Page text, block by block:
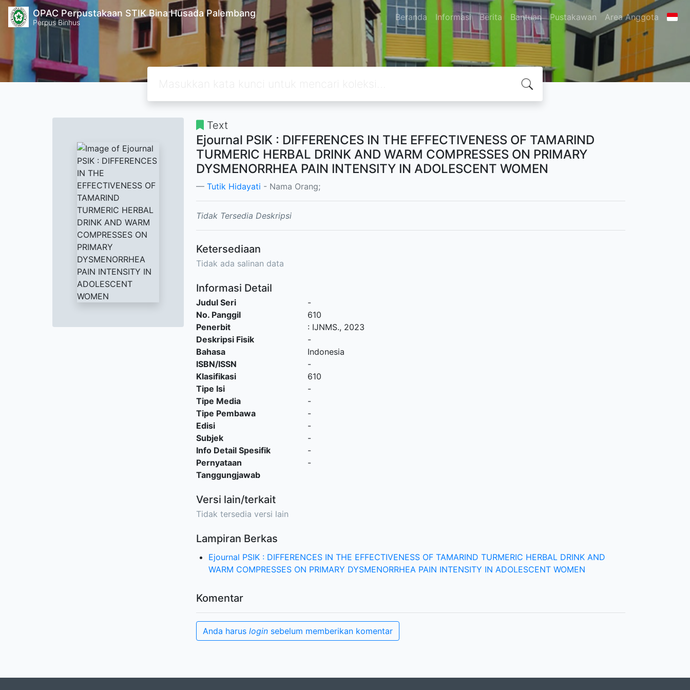
OPAC Perpustakaan STIK Bina Husada Palembang
Perpus Binhus Beranda Informasi Berita Bantuan Pustakawan Area Anggota
Text
Ejournal PSIK : DIFFERENCES IN THE EFFECTIVENESS OF TAMARIND
TURMERIC HERBAL DRINK AND WARM COMPRESSES ON PRIMARY
DYSMENORRHEA PAIN INTENSITY IN ADOLESCENT WOMEN
Tutik Hidayati - Nama Orang;
Tidak Tersedia Deskripsi
Ketersediaan
Tidak ada salinan data
Informasi Detail
Judul Seri
-
No. Panggil
610
Penerbit
: IJNMS., 2023
Deskripsi Fisik
-
Bahasa
Indonesia
ISBN/ISSN
-
Klasifikasi
610
Tipe Isi
-
Tipe Media
-
Tipe Pembawa
-
Edisi
-
Subjek
-
Info Detail Spesifik
-
Pernyataan
Tanggungjawab
-
Versi lain/terkait
Tidak tersedia versi lain
Lampiran Berkas
Ejournal PSIK : DIFFERENCES IN THE EFFECTIVENESS OF TAMARIND TURMERIC HERBAL DRINK AND
WARM COMPRESSES ON PRIMARY DYSMENORRHEA PAIN INTENSITY IN ADOLESCENT WOMEN
Komentar
Anda harus login sebelum memberikan komentar